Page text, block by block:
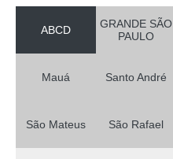
ABCD
GRANDE SÃO
PAULO
Mauá Santo André
São Mateus São Rafael